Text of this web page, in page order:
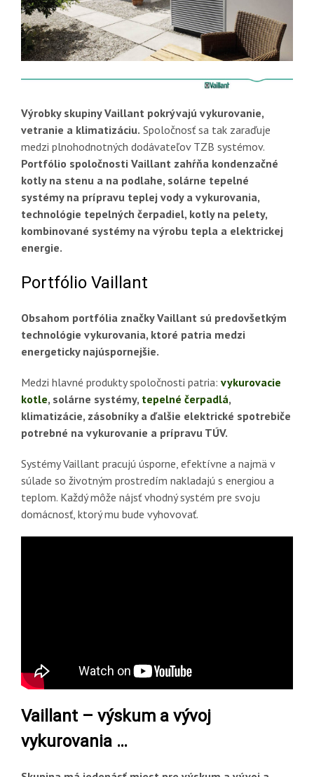
Výrobky skupiny Vaillant pokrývajú vykurovanie,
vetranie a klimatizáciu. Spoločnosť sa tak zaraďuje
medzi plnohodnotných dodávateľov TZB systémov.
Portfólio spoločnosti Vaillant zahŕňa kondenzačné
kotly na stenu a na podlahe, solárne tepelné
systémy na prípravu teplej vody a vykurovania,
technológie tepelných čerpadiel, kotly na pelety,
kombinované systémy na výrobu tepla a elektrickej
energie.
Portfólio Vaillant
Obsahom portfólia značky Vaillant sú predovšetkým
technológie vykurovania, ktoré patria medzi
energeticky najúspornejšie.
Medzi hlavné produkty spoločnosti patria: vykurovacie
kotle, solárne systémy, tepelné čerpadlá,
klimatizácie, zásobníky a ďalšie elektrické spotrebiče
potrebné na vykurovanie a prípravu TÚV.
Systémy Vaillant pracujú úsporne, efektívne a najmä v
súlade so životným prostredím nakladajú s energiou a
teplom. Každý môže nájsť vhodný systém pre svoju
domácnosť, ktorý mu bude vyhovovať.
Vaillant – výskum a vývoj
vykurovania …